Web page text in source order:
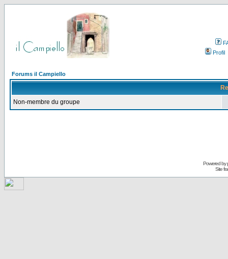
Profil
Forums il Campiello
Non-membre du groupe
Powered by
Site